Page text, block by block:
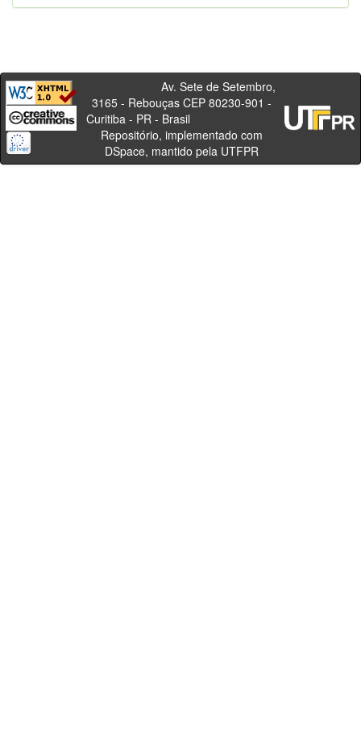
Av. Sete de Setembro,
3165 - Rebouças CEP 80230-901 -
Curitiba - PR - Brasil
Repositório, implementado com
DSpace, mantido pela UTFPR